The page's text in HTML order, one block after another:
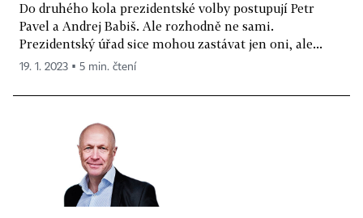
Do druhého kola prezidentské volby postupují Petr
Pavel a Andrej Babiš. Ale rozhodně ne sami.
Prezidentský úřad sice mohou zastávat jen oni, ale...
19. 1. 2023 ▪ 5 min. čtení